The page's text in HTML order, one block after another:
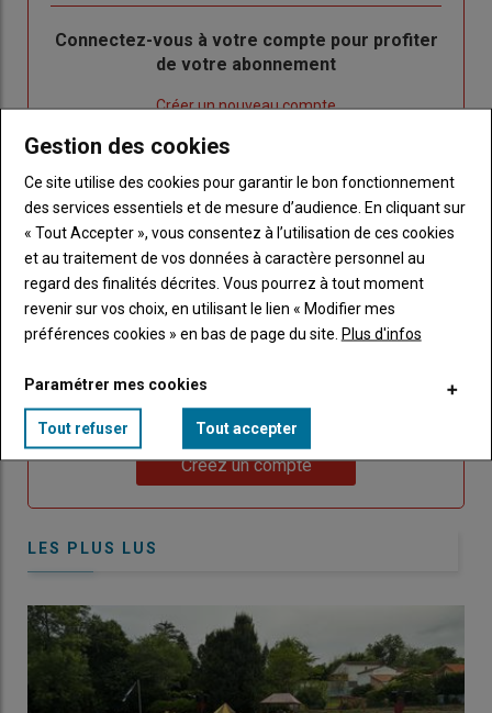
Body
Connectez-vous à votre compte pour profiter
de votre abonnement
Lien
un
nouveau
compte"
Créer un nouveau compte
"Réinitialiser
votre
mot
de
passe"
Lien
"Je
me
connecte"
Je me connecte
Sous-
titre
Vous n'êtes pas abonné(e)
TITRE CRÉEZ UN COMPTE
BodyChoisissez votre formule et créez votre
compte pour accéder à tout Caracterres.
Lien Créez un compte
LES PLUS LUS
Gestion des cookies
Ce site utilise des cookies pour garantir le bon fonctionnement
des services essentiels et de mesure d’audience. En cliquant sur
« Tout Accepter », vous consentez à l’utilisation de ces cookies
et au traitement de vos données à caractère personnel au
regard des finalités décrites. Vous pourrez à tout moment
revenir sur vos choix, en utilisant le lien « Modifier mes
préférences cookies » en bas de page du site. Plus d'infos
Paramétrer mes cookies
Tout refuser Tout accepter